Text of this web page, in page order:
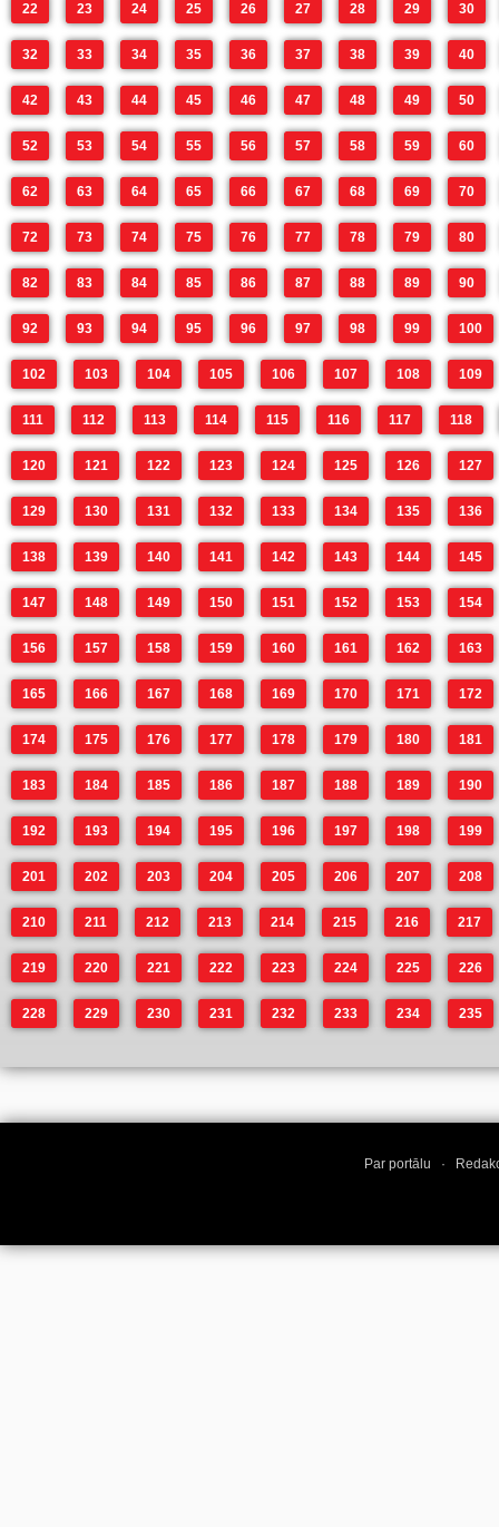
22 23 24 25 26 27 28 29 30
32 33 34 35 36 37 38 39 40
42 43 44 45 46 47 48 49 50
52 53 54 55 56 57 58 59 60
62 63 64 65 66 67 68 69 70
72 73 74 75 76 77 78 79 80
82 83 84 85 86 87 88 89 90
92 93 94 95 96 97 98 99 100
102 103 104 105 106 107 108 109
111 112 113 114 115 116 117 118
120 121 122 123 124 125 126 127
129 130 131 132 133 134 135 136
138 139 140 141 142 143 144 145
147 148 149 150 151 152 153 154
156 157 158 159 160 161 162 163
165 166 167 168 169 170 171 172
174 175 176 177 178 179 180 181
183 184 185 186 187 188 189 190
192 193 194 195 196 197 198 199
201 202 203 204 205 206 207 208
210 211 212 213 214 215 216 217
219 220 221 222 223 224 225 226
228 229 230 231 232 233 234 235
Par portālu ·